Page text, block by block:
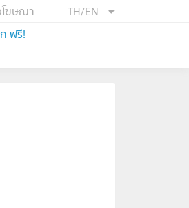
TH/EN
ฆษณา
ฟรี!